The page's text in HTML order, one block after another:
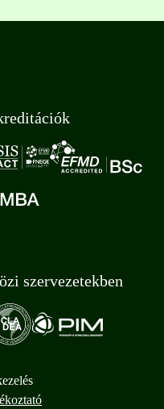
szervezetekben